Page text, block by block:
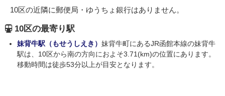
10区の近隣に郵便局・ゆうちょ銀行はありません。
10区の最寄り駅
妹背牛駅（もせうしえき） 妹背牛町にあるJR函館本線の妹背牛
駅は、10区から南の方向におよそ3.71(km)の位置にあります。
移動時間は徒歩53分以上が目安となります。